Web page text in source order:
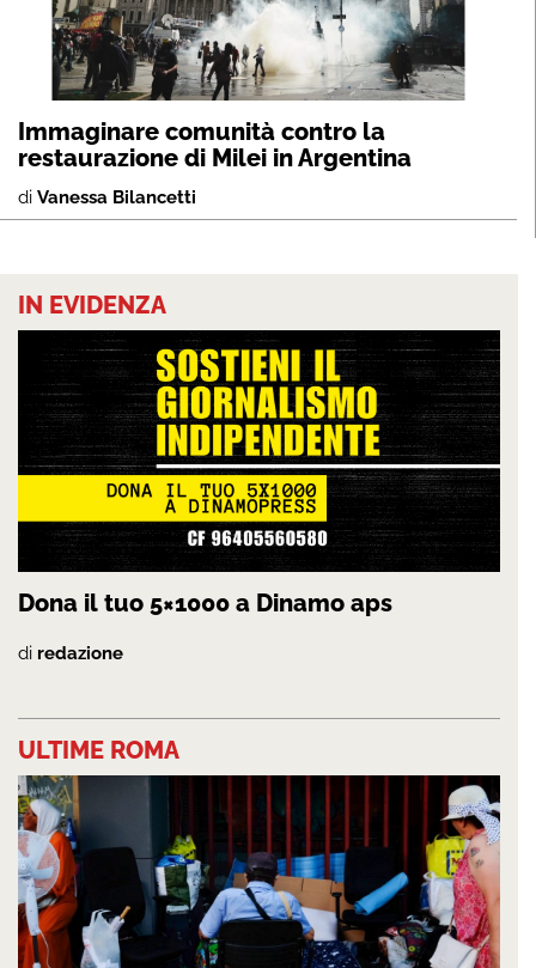
Immaginare comunità contro la
restaurazione di Milei in Argentina
di Vanessa Bilancetti
IN EVIDENZA
Dona il tuo 5×1000 a Dinamo aps
di redazione
ULTIME ROMA